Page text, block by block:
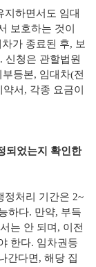
지하면서도 임대
보호하는 것이
가 종료된 후, 보
신청은 관할법원
등본, 임대차(전
서, 각종 요금이
되었는지 확인한
정처리 기간은 2~
하다. 만약, 부득
는 안 되며, 이전
한다. 임차권등
간다면, 해당 집